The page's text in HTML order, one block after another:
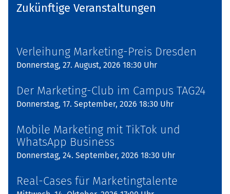
Zukünftige Veranstaltungen
Verleihung Marketing-Preis Dresden
Donnerstag, 27. August, 2026 18:30 Uhr
Der Marketing-Club im Campus TAG24
Donnerstag, 17. September, 2026 18:30 Uhr
Mobile Marketing mit TikTok und
WhatsApp Business
Donnerstag, 24. September, 2026 18:30 Uhr
Real-Cases für Marketingtalente